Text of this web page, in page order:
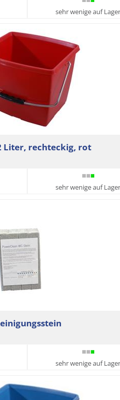
sehr wenige auf Lager
Liter, rechteckig, rot
sehr wenige auf Lager
sehr wenige auf Lager